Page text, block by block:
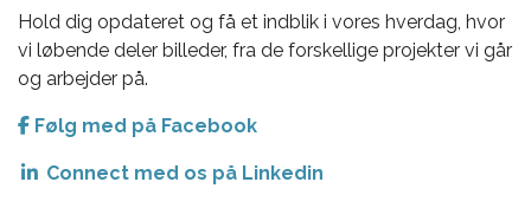
Hold dig opdateret og få et indblik i vores hverdag, hvor
vi løbende deler billeder, fra de forskellige projekter vi går
og arbejder på.
Følg med på Facebook
Connect med os på Linkedin